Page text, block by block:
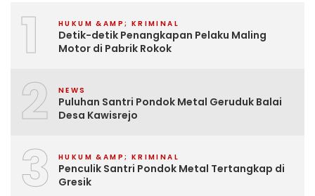
1 HUKUM &AMP; KRIMINAL
Detik-detik Penangkapan Pelaku Maling
Motor di Pabrik Rokok
2 NEWS
Puluhan Santri Pondok Metal Geruduk Balai
Desa Kawisrejo
3 HUKUM &AMP; KRIMINAL
Penculik Santri Pondok Metal Tertangkap di
Gresik